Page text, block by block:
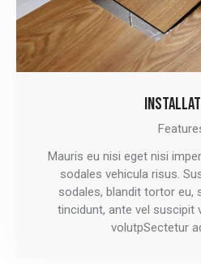
Mauris eu nisi eget nisi
sodales vehicula risus.
sodales, blandit tortor eu,
tincidunt, ante vel suscipit
volutpSectetur